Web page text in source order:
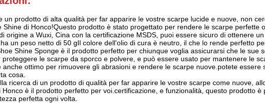
un prodotto di alta qualità per far apparire le vostre scarpe lucide e nuove, non
Shine di Honco!Questo prodotto è stato progettato per rendere le scarpe perfette
origine a Wuxi, Cina con la certificazione MSDS, puoi essere sicuro di ottenere
un peso netto di 50 gIl colore dell'olio di cura è neutro, il che lo rende perfetto
Shine Sponge è il prodotto perfetto per chiunque voglia assicurarsi che le sue
proteggere le scarpe da sporco e polvere, e può essere usato per mantenere le
anche ottimo per rimuovere gli abrasioni e rendere le scarpe nuove.potete essere
cosa.
ricerca di un prodotto di qualità per far apparire le vostre scarpe come nuove,
Honco è il prodotto perfetto per voi.certificazione, e funzionalità, questo prodotto
perfetta ogni volta.